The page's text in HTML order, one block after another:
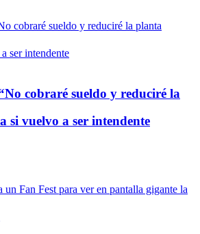
cobraré sueldo y reduciré la
si vuelvo a ser intendente